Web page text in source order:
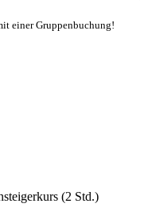
einer Gruppenbuchung!
(2 Std.)